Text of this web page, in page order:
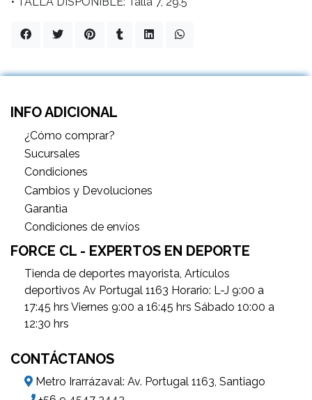
INFO ADICIONAL
¿Cómo comprar?
Sucursales
Condiciones
Cambios y Devoluciones
Garantìa
Condiciones de envíos
FORCE CL - EXPERTOS EN DEPORTE
Tienda de deportes mayorista, Artículos
deportivos Av Portugal 1163 Horario: L-J 9:00 a
17:45 hrs Viernes 9:00 a 16:45 hrs Sábado 10:00 a
12:30 hrs
CONTÁCTANOS
Metro Irarrázaval: Av. Portugal 1163, Santiago